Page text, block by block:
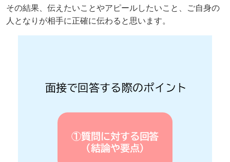
その結果、伝えたいことやアピールしたいこと、ご自身の
人となりが相手に正確に伝わると思います。